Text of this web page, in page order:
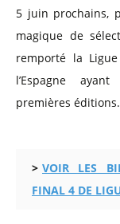
5 juin prochains,
magique de
remporté la
l’Espagne
premières éditions.
VOIR LES
FINAL 4 DE